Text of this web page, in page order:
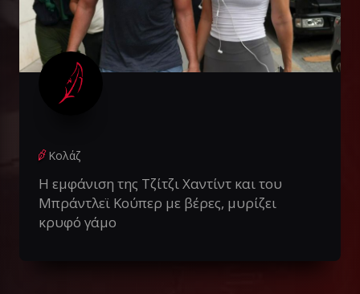
Κολάζ
Η εμφάνιση της Τζίτζι Χαντίντ και του
Μπράντλεϊ Κούπερ με βέρες, μυρίζει
κρυφό γάμο